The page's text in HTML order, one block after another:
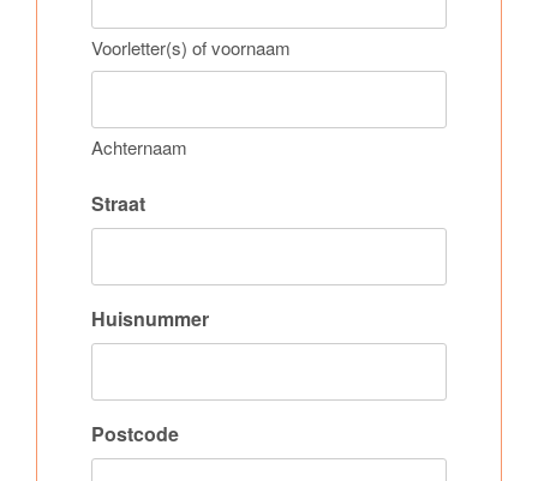
Voorletter(s) of voornaam
Achternaam
Straat
Huisnummer
Postcode